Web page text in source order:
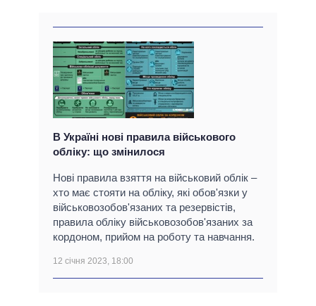
В Україні нові правила військового
обліку: що змінилося
Нові правила взяття на військовий облік –
хто має стояти на обліку, які обов'язки у
військовозобов'язаних та резервістів,
правила обліку військовозобов'язаних за
кордоном, прийом на роботу та навчання.
12 січня 2023, 18:00